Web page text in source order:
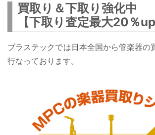
買取り＆下取り強化中
【下取り査定最大20％
ブラステックでは日本全国から管楽器の
行なっております。